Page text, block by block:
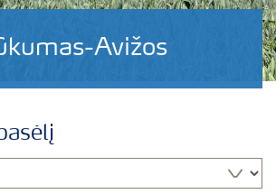
Avižos